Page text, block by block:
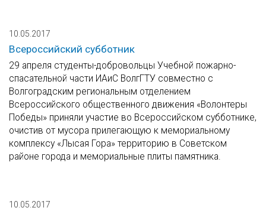
10.05.2017
Всероссийский субботник
29 апреля студенты-добровольцы Учебной пожарно-
спасательной части ИАиС ВолгГТУ совместно с
Волгоградским региональным отделением
Всероссийского общественного движения «Волонтеры
Победы» приняли участие во Всероссийском субботнике,
очистив от мусора прилегающую к мемориальному
комплексу «Лысая Гора» территорию в Советском
районе города и мемориальные плиты памятника.
10.05.2017